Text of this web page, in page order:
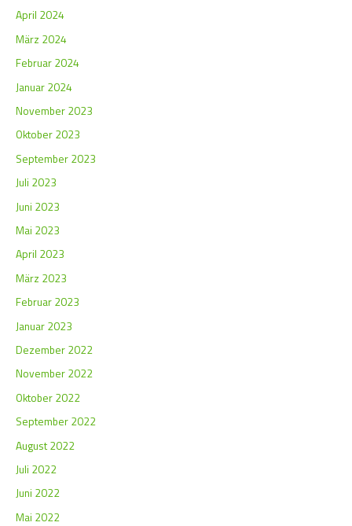
April 2024
März 2024
Februar 2024
Januar 2024
November 2023
Oktober 2023
September 2023
Juli 2023
Juni 2023
Mai 2023
April 2023
März 2023
Februar 2023
Januar 2023
Dezember 2022
November 2022
Oktober 2022
September 2022
August 2022
Juli 2022
Juni 2022
Mai 2022